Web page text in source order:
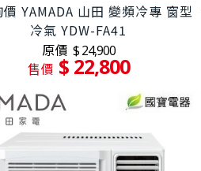
YAMADA 山田 變頻冷專 窗型
冷氣 YDW-FA41
原價 $ 24,900
售價 $ 22,800